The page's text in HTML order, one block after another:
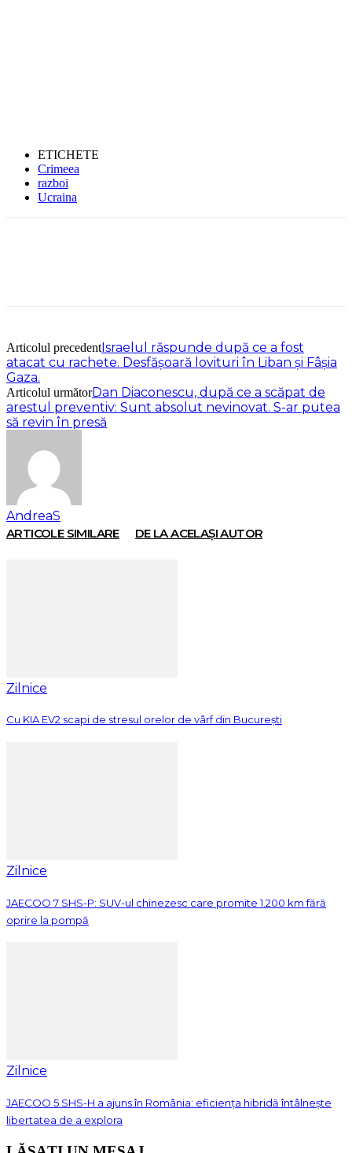
ETICHETE
Crimeea
razboi
Ucraina
Articolul precedentIsraelul răspunde după ce a fost
atacat cu rachete. Desfăşoară lovituri în Liban şi Fâşia
Gaza.
Articolul următorDan Diaconescu, după ce a scăpat de
arestul preventiv: Sunt absolut nevinovat. S-ar putea
să revin în presă
AndreaS
ARTICOLE SIMILARE
DE LA ACELAȘI AUTOR
Zilnice
Cu KIA EV2 scapi de stresul orelor de vârf din București
Zilnice
JAECOO 7 SHS-P: SUV-ul chinezesc care promite 1.200 km fără
oprire la pompă
Zilnice
JAECOO 5 SHS-H a ajuns în România: eficiența hibridă întâlnește
libertatea de a explora